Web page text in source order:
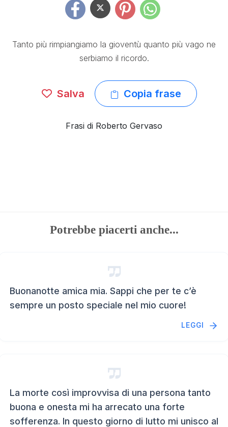
Tanto più rimpiangiamo la gioventù quanto più vago ne
serbiamo il ricordo.
Salva Copia frase
Frasi di Roberto Gervaso
Potrebbe piacerti anche...
Buonanotte amica mia. Sappi che per te c’è
sempre un posto speciale nel mio cuore!
LEGGI
La morte così improvvisa di una persona tanto
buona e onesta mi ha arrecato una forte
sofferenza. In questo giorno di lutto mi unisco al